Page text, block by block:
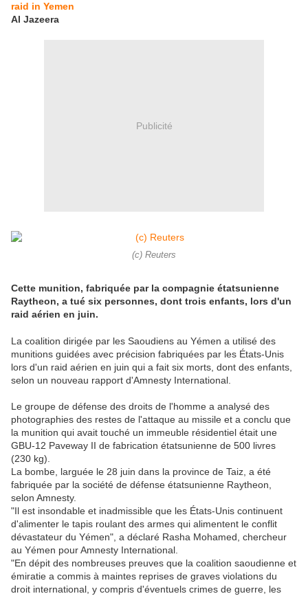
raid in Yemen
Al Jazeera
Publicité
(c) Reuters
Cette munition, fabriquée par la compagnie étatsunienne
Raytheon, a tué six personnes, dont trois enfants, lors d'un
raid aérien en juin.
La coalition dirigée par les Saoudiens au Yémen a utilisé des
munitions guidées avec précision fabriquées par les États-Unis
lors d'un raid aérien en juin qui a fait six morts, dont des enfants,
selon un nouveau rapport d'Amnesty International.
Le groupe de défense des droits de l'homme a analysé des
photographies des restes de l'attaque au missile et a conclu que
la munition qui avait touché un immeuble résidentiel était une
GBU-12 Paveway II de fabrication étatsunienne de 500 livres
(230 kg).
La bombe, larguée le 28 juin dans la province de Taiz, a été
fabriquée par la société de défense étatsunienne Raytheon,
selon Amnesty.
"Il est insondable et inadmissible que les États-Unis continuent
d'alimenter le tapis roulant des armes qui alimentent le conflit
dévastateur du Yémen", a déclaré Rasha Mohamed, chercheur
au Yémen pour Amnesty International.
"En dépit des nombreuses preuves que la coalition saoudienne et
émiratie a commis à maintes reprises de graves violations du
droit international, y compris d'éventuels crimes de guerre, les